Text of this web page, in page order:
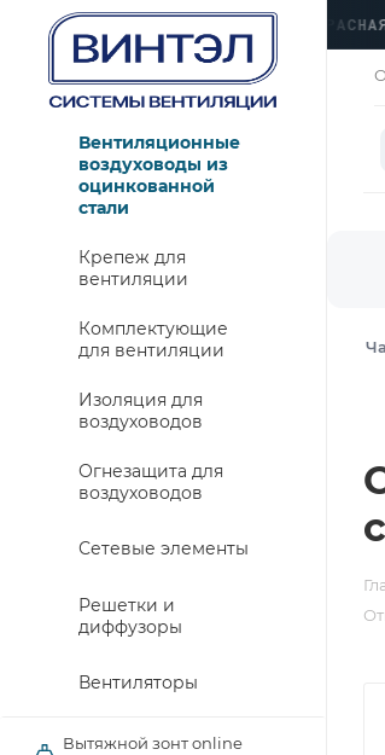
ЗАКРЫТО › ЛЮБЕРЦЫ, УЛ. КРАСНАЯ 1›
Вентиляционные
воздуховоды из
оцинкованной
стали
Крепеж для
вентиляции
Комплектующие
для вентиляции
Изоляция для
воздуховодов
Огнезащита для
воздуховодов
Сетевые элементы
Решетки и
диффузоры
Вентиляторы
Вытяжной зонт online